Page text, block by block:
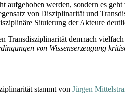
aufgehoben werden, sondern es
von Disziplinarität und
Situierung der Akteure
Transdisziplinarität demnach vielfach
von Wissens­erzeugung
stammt von Jürgen